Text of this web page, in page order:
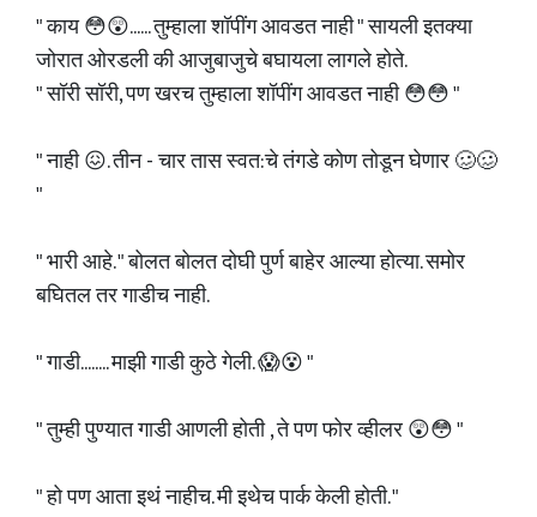
" काय 😳😲...... तुम्हाला शॉपींग आवडत नाही " सायली इतक्या
जोरात ओरडली की आजुबाजुचे बघायला लागले होते.
" सॉरी सॉरी, पण खरच तुम्हाला शॉपींग आवडत नाही 😳😳 "
" नाही 😖. तीन - चार तास स्वत:चे तंगडे कोण तोडून घेणार 🥴🥴
"
" भारी आहे. " बोलत बोलत दोघी पुर्ण बाहेर आल्या होत्या. समोर
बघितल तर गाडीच नाही.
" गाडी........ माझी गाडी कुठे गेली. 😱😵 "
" तुम्ही पुण्यात गाडी आणली होती , ते पण फोर व्हीलर 😲😳 "
" हो पण आता इथं नाहीच. मी इथेच पार्क केली होती. "